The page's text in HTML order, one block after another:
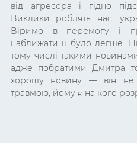
від агресора і гідно
Виклики роблять нас,
Віримо в перемогу і
наближати її було легше.
тому числі такими
адже побратими Дмитра
хорошу новину — він
травмою, йому є на кого